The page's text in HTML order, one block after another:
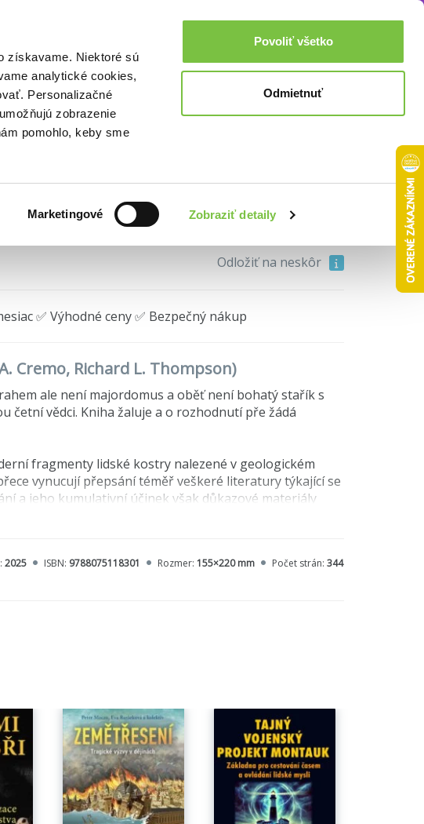
získavame. Niektoré sú
analytické cookies,
Personalizačné
zobrazenie
pomohlo, keby sme
Marketingové Zobraziť detaily
Povoliť všetko
Odmietnuť
Prihlásenie 0,00€
Akcie a zľavy
19,70€ Do košíka
Odložiť na neskôr
✅ Výhodné ceny ✅ Bezpečný nákup
Cremo, Richard L. Thompson)
ale není majordomus a oběť není bohatý stařík s
četní vědci. Kniha žaluje a o rozhodnutí pře žádá
fragmenty lidské kostry nalezené v geologickém
vynucují přepsání téměř veškeré literatury týkající se
a jeho kumulativní účinek však důkazové materiály
který chrání panující paradigma. Detektivní práce,
ohromující.
jejich odhalení nás opravňuje k tomu, abychom autory
2025 ISBN: 9788075118301 Rozmer: 155×220 mm Počet strán: 344